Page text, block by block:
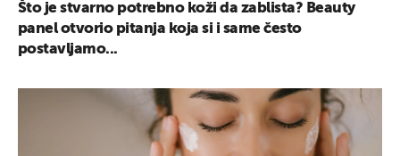
Što je stvarno potrebno koži da zablista? Beauty
panel otvorio pitanja koja si i same često
postavljamo...